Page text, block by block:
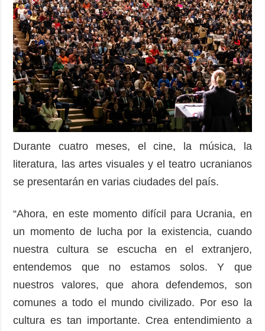
Durante cuatro meses, el cine, la música, la
literatura, las artes visuales y el teatro ucranianos
se presentarán en varias ciudades del país.
“Ahora, en este momento difícil para Ucrania, en
un momento de lucha por la existencia, cuando
nuestra cultura se escucha en el extranjero,
entendemos que no estamos solos. Y que
nuestros valores, que ahora defendemos, son
comunes a todo el mundo civilizado. Por eso la
cultura es tan importante. Crea entendimiento a